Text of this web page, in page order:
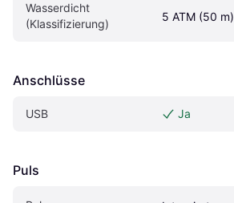
Wasserdicht
(Klassifizierung)
5 ATM (50 m)
Anschlüsse
USB Ja
Puls